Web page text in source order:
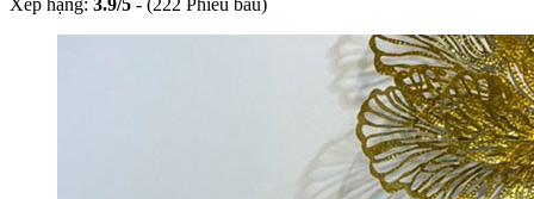
Xếp hạng: 3.9/5 - (222 Phiếu bầu)